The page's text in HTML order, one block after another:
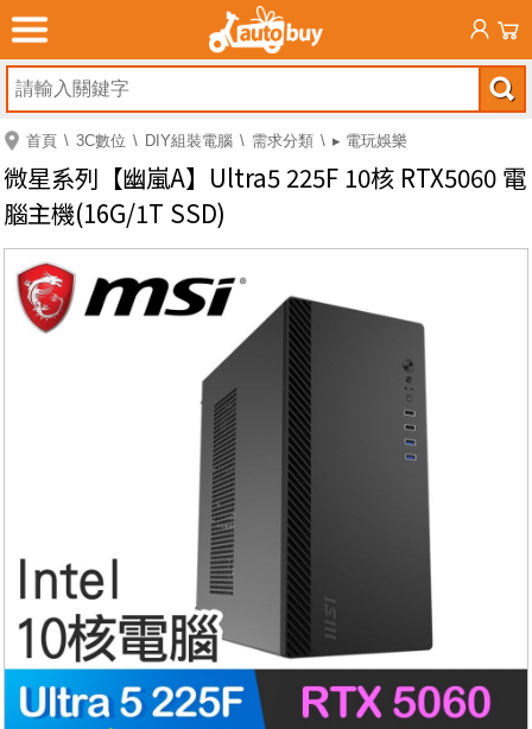
首頁 3C數位 DIY組裝電腦 需求分類 ▸ 電玩娛樂
微星系列【幽嵐A】Ultra5 225F 10核 RTX5060 電
腦主機(16G/1T SSD)